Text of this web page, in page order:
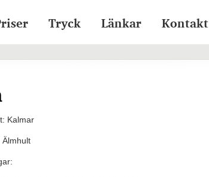
Tryck Länkar Kontakt
Kalmar
Älmhult